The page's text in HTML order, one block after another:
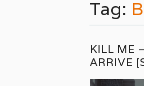
Tag:
KILL ME
ARRIVE